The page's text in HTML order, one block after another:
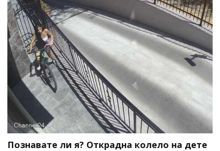
Познавате ли я? Открадна колело на дете